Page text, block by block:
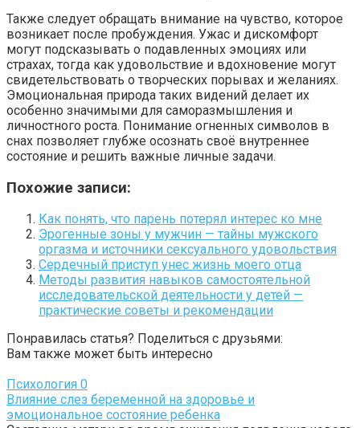
Также следует обращать внимание на чувство, которое
возникает после пробуждения. Ужас и дискомфорт
могут подсказывать о подавленных эмоциях или
страхах, тогда как удовольствие и вдохновение могут
свидетельствовать о творческих порывах и желаниях.
Эмоциональная природа таких видений делает их
особенно значимыми для саморазмышления и
личностного роста. Понимание огненных символов в
снах позволяет глубже осознать своё внутреннее
состояние и решить важные личные задачи.
Похожие записи:
Как понять, что парень потерял интерес ко мне
Эрогенные зоны у мужчин — тайны мужского
оргазма и источники сексуального удовольствия
Сердечный приступ унес жизнь моего отца
Методы развития навыков самостоятельной
исследовательской деятельности у детей —
практические советы и рекомендации
Понравилась статья? Поделиться с друзьями:
Вам также может быть интересно
Психология 0
Влияние слез беременной на здоровье и
эмоциональное состояние ребенка